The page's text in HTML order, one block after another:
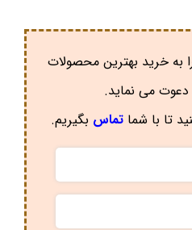
به خرید بهترین محصولات
می نماید.
تا با شماتماس بگیریم.